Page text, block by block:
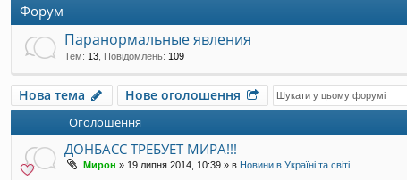
до
ст
Форум
Паранормальные явления
Тем: 13 Повідомлень: 109
Нова тема Нове оголошення
Оголошення
ДОНБАСС ТРЕБУЕТ МИРА!!!
Мирон » 19 липня 2014, 10:39 » в Новини в Україні та світі